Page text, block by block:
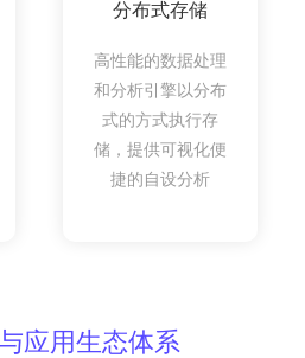
分布式存储
高性能的数据处理
和分析引擎以分布
式的方式执行存
储，提供可视化便
捷的自设分析
应用生态体系